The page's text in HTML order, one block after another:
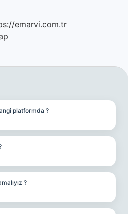
emarvi.com.tr
platformda ?
?